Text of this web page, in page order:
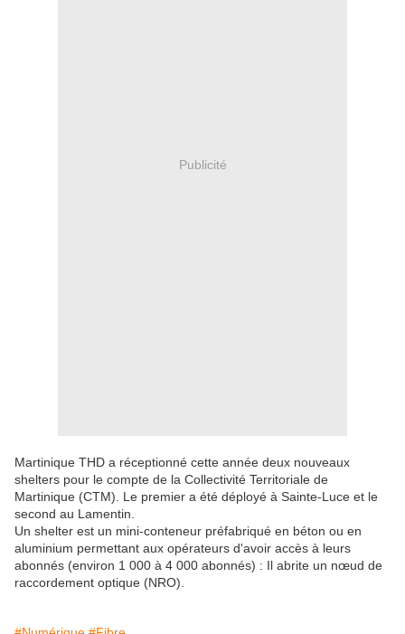
Publicité
Martinique THD a réceptionné cette année deux nouveaux
shelters pour le compte de la Collectivité Territoriale de
Martinique (CTM). Le premier a été déployé à Sainte-Luce et le
second au Lamentin.
Un shelter est un mini-conteneur préfabriqué en béton ou en
aluminium permettant aux opérateurs d'avoir accès à leurs
abonnés (environ 1 000 à 4 000 abonnés) : Il abrite un nœud de
raccordement optique (NRO).